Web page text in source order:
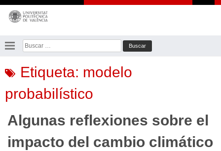
Saltar
contenido
Buscar:
Etiqueta: modelo
probabilístico
Algunas reflexiones sobre el
impacto del cambio climático